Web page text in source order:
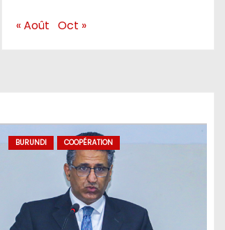
« Août Oct »
BURUNDI COOPÉRATION